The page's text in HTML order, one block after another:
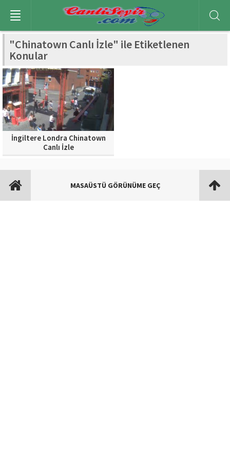
"Chinatown Canlı İzle" ile Etiketlenen
Konular
İngiltere Londra Chinatown
Canlı İzle
MASAÜSTÜ GÖRÜNÜME GEÇ